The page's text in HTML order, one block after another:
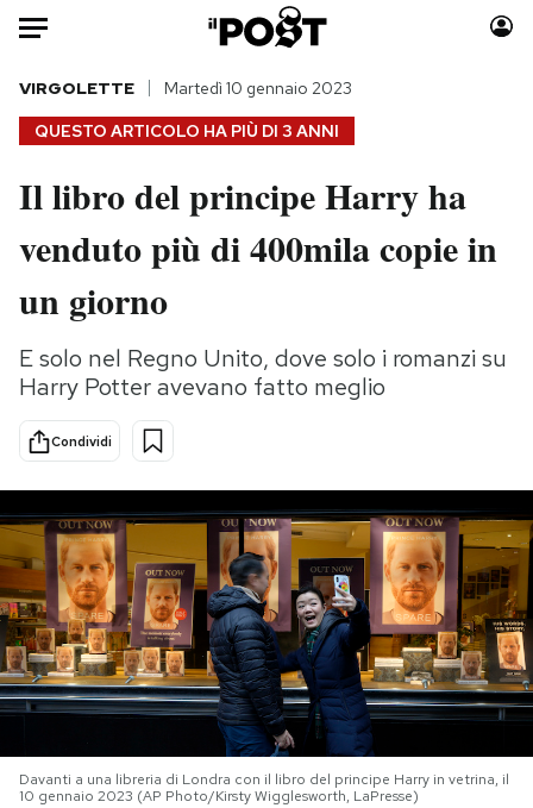
Auto
HOME
Italia
Politica
Tecnologia
Scienza
Economia
Moda
Consumismi
Media
Europa
PODCAST
NEWSLETTER
I MIEI PREFERITI
QUESTO ARTICOLO HA PIÙ DI 3 ANNI
VIRGOLETTE Martedì 10 gennaio 2023
Il libro del principe Harry ha
venduto più di 400mila copie in
un giorno
E solo nel Regno Unito, dove solo i romanzi su
Harry Potter avevano fatto meglio
Condividi
Davanti a una libreria di Londra con il libro del principe Harry in vetrina, il
10 gennaio 2023 (AP Photo/Kirsty Wigglesworth, LaPresse)